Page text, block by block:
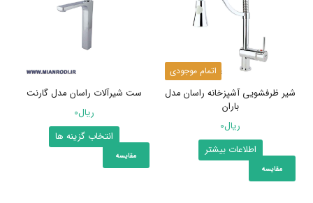
اتمام موجودی
شیر ظرفشویی آشپزخانه راسان مدل
باران
ریال0
اطلاعات بیشتر
مقایسه
ست شیرآلات راسان مدل گارنت
ریال0
انتخاب گزینه ها
محصول
مقایسه